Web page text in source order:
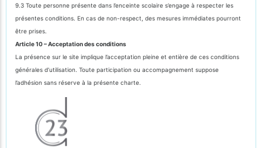
9.3 Toute personne présente dans l’enceinte scolaire s’engage à respecter les
présentes conditions. En cas de non-respect, des mesures immédiates pourront
être prises.
Article 10 – Acceptation des conditions
La présence sur le site implique l’acceptation pleine et entière de ces conditions
générales d’utilisation. Toute participation ou accompagnement suppose
l’adhésion sans réserve à la présente charte.